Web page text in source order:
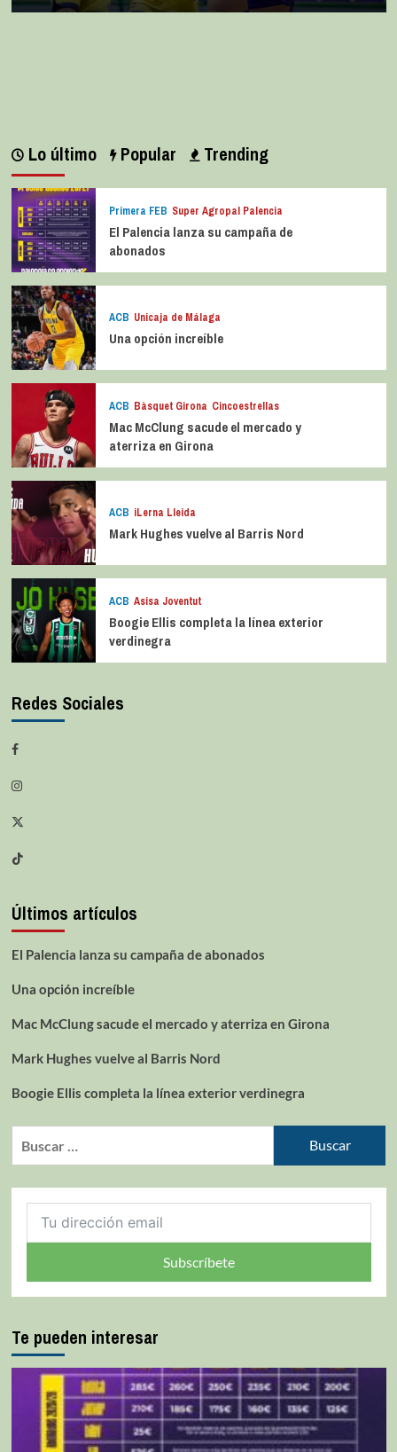
Lo último Popular Trending
Primera FEB Super Agropal Palencia
El Palencia lanza su campaña de
abonados
ACB Unicaja de Málaga
Una opción increíble
ACB Bàsquet Girona Cincoestrellas
Mac McClung sacude el mercado y
aterriza en Girona
ACB iLerna Lleida
Mark Hughes vuelve al Barris Nord
ACB Asisa Joventut
Boogie Ellis completa la línea exterior
verdinegra
Redes Sociales
Últimos artículos
El Palencia lanza su campaña de abonados
Una opción increíble
Mac McClung sacude el mercado y aterriza en Girona
Mark Hughes vuelve al Barris Nord
Boogie Ellis completa la línea exterior verdinegra
Subscríbete
Te pueden interesar